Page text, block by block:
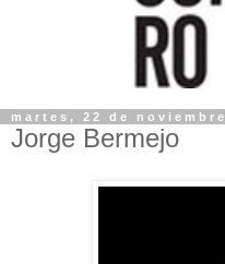
martes, 22 de
Jorge Bermejo